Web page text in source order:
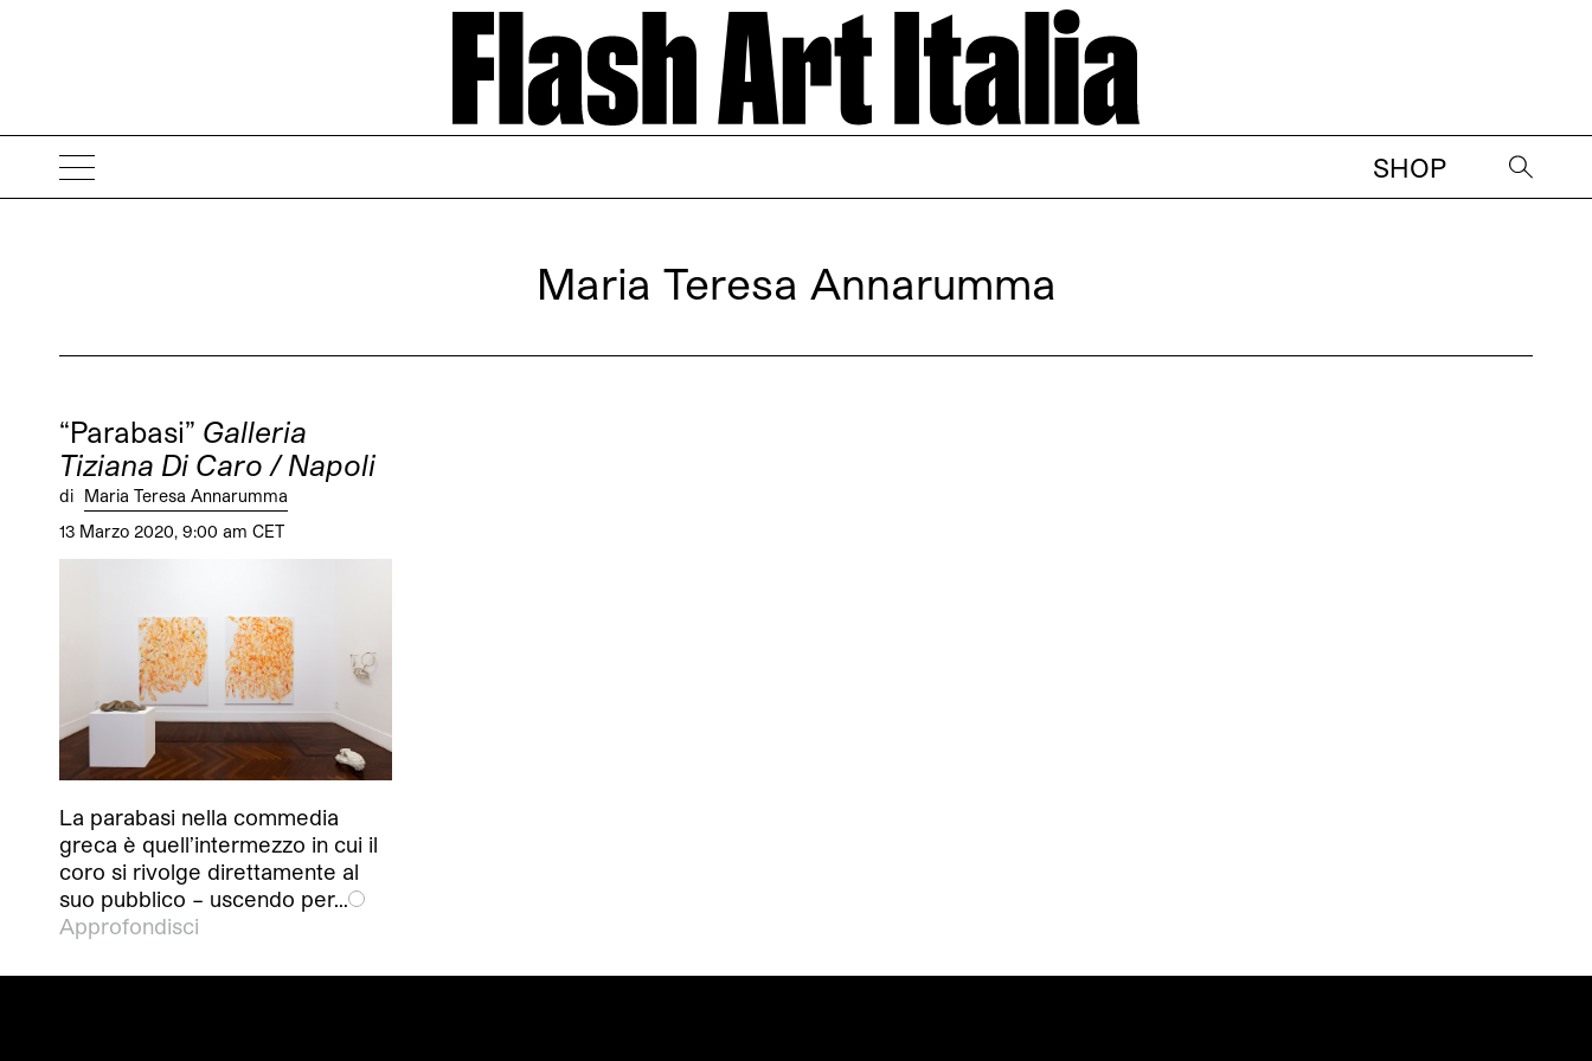
SHOP
Maria Teresa Annarumma
“Parabasi” Galleria
Tiziana Di Caro / Napoli
di Maria Teresa Annarumma
13 Marzo 2020, 9:00 am CET
La parabasi nella commedia
greca è quell’intermezzo in cui il
coro si rivolge direttamente al
suo pubblico – uscendo per…
Approfondisci